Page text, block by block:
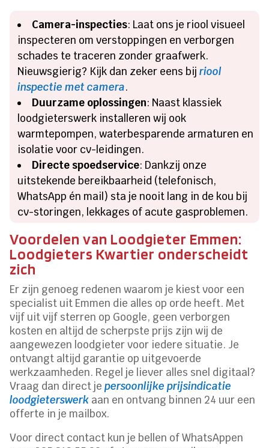
Camera-inspecties: Laat ons je riool visueel
inspecteren om verstoppingen en verborgen
schades te traceren zonder graafwerk.
Nieuwsgierig? Kijk dan zeker eens bijriool
inspectie met camera.
Duurzame oplossingen: Naast klassiek
loodgieterswerk installeren wij ook
warmtepompen, waterbesparende armaturen en
isolatie voor cv-leidingen.
Directe spoedservice: Dankzij onze
uitstekende bereikbaarheid (telefonisch,
WhatsApp én mail) sta je nooit lang in de kou bij
cv-storingen, lekkages of acute gasproblemen.
Voordelen van Loodgieter Emmen:
Loodgieters Kwartier onderscheidt
zich
Er zijn genoeg redenen waarom je kiest voor een
specialist uit Emmen die alles op orde heeft. Met
vijf uit vijf sterren op Google, geen verborgen
kosten en altijd de scherpste prijs zijn wij de
aangewezen loodgieter voor iedere situatie. Je
ontvangt altijd garantie op uitgevoerde
werkzaamheden. Regel je liever alles snel digitaal?
Vraag dan direct jepersoonlijke prijsindicatie
loodgieterswerk aan en ontvang binnen 24 uur een
offerte in je mailbox.
Voor direct contact kun je bellen of WhatsAppen